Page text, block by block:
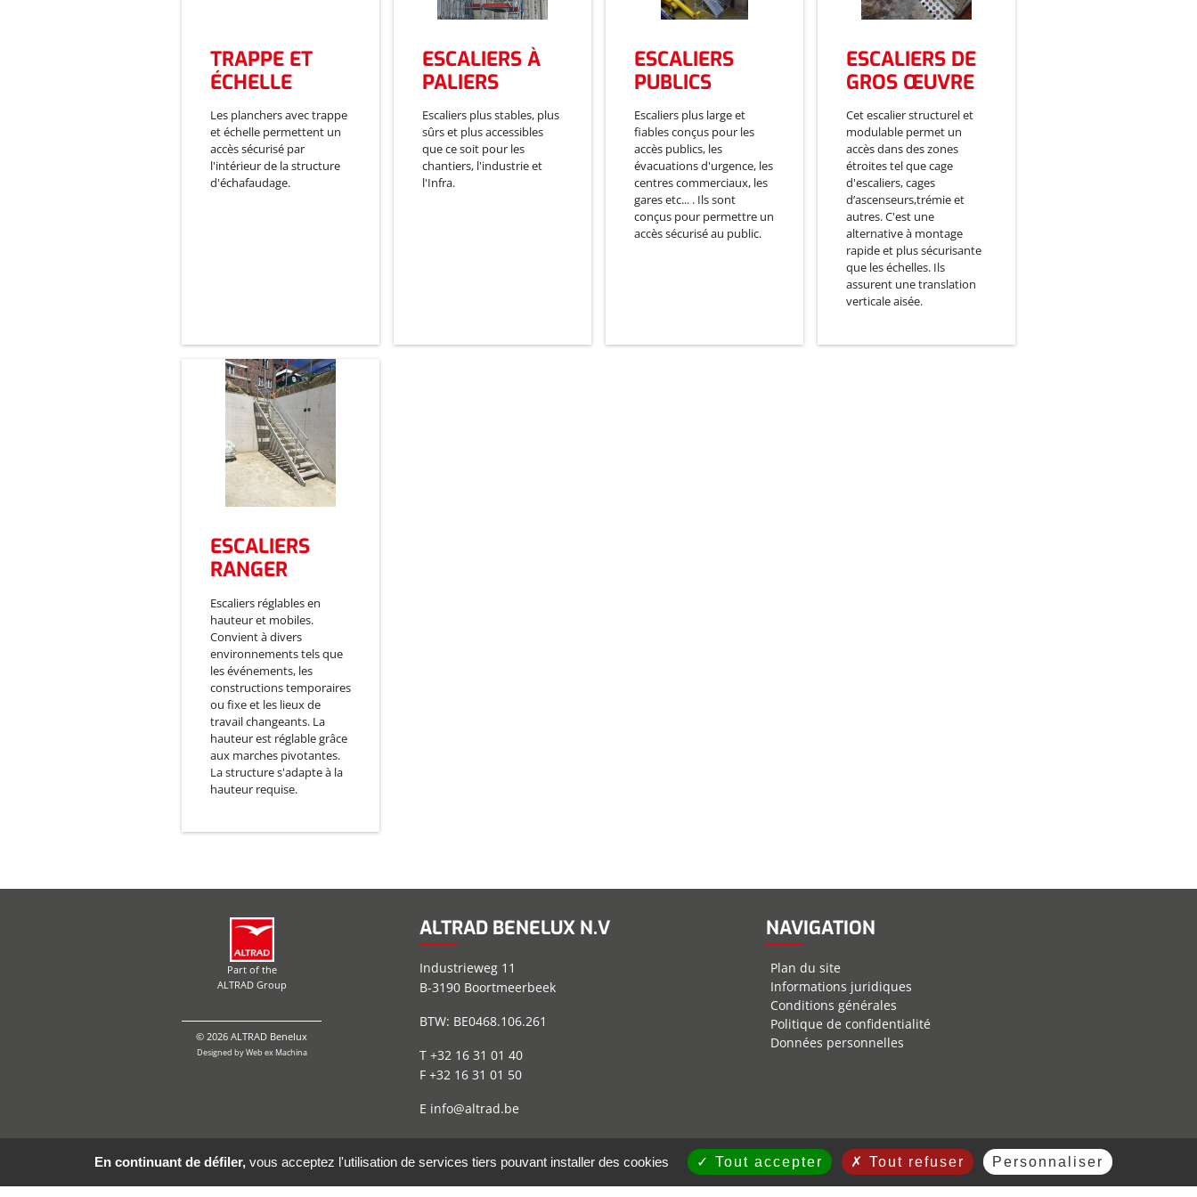
TRAPPE ET
ÉCHELLE
Les planchers avec trappe
et échelle permettent un
accès sécurisé par
l'intérieur de la structure
d'échafaudage.
ESCALIERS À
PALIERS
Escaliers plus stables, plus
sûrs et plus accessibles
que ce soit pour les
chantiers, l'industrie et
l'Infra.
ESCALIERS
PUBLICS
Escaliers plus large et
fiables conçus pour les
accès publics, les
évacuations d'urgence, les
centres commerciaux, les
gares etc... . Ils sont
conçus pour permettre un
accès sécurisé au public.
ESCALIERS DE
GROS ŒUVRE
Cet escalier structurel et
modulable permet un
accès dans des zones
étroites tel que cage
d'escaliers, cages
d’ascenseurs,trémie et
autres. C'est une
alternative à montage
rapide et plus sécurisante
que les échelles. Ils
assurent une translation
verticale aisée.
ESCALIERS
RANGER
Escaliers réglables en
hauteur et mobiles.
Convient à divers
environnements tels que
les événements, les
constructions temporaires
ou fixe et les lieux de
travail changeants. La
hauteur est réglable grâce
aux marches pivotantes.
La structure s'adapte à la
hauteur requise.
Part of the
ALTRAD Group
© 2026 ALTRAD Benelux
Designed byWeb ex Machina
ALTRAD BENELUX N.V
Industrieweg 11
B-3190 Boortmeerbeek
BTW: BE0468.106.261
T +32 16 31 01 40
F +32 16 31 01 50
E info@altrad.be
NAVIGATION
Plan du site
Informations juridiques
Conditions générales
Politique de confidentialité
Données personnelles
En continuant de défiler,vous acceptez l'utilisation de services tiers pouvant installer des cookies Tout accepter Tout refuser Personnaliser